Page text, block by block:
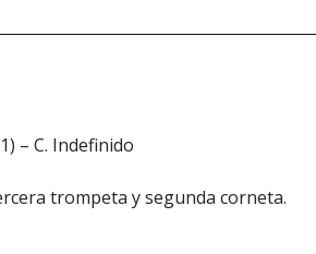
– C. Indefinido
trompeta y segunda corneta.